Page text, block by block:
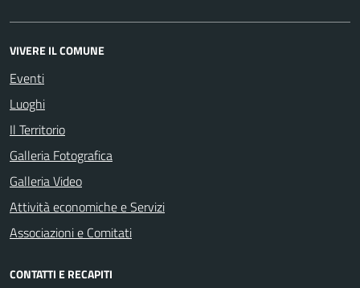
VIVERE IL COMUNE
Eventi
Luoghi
Il Territorio
Galleria Fotografica
Galleria Video
Attività economiche e Servizi
Associazioni e Comitati
CONTATTI E RECAPITI